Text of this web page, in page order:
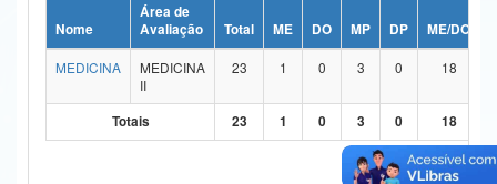
Ministério da Ciência, Tecnologia, Inovações e Comunicações
Ministério do Meio Ambiente
Ministério do Turismo
Nome
Área de
Avaliação
Total ME DO MP DP ME/DO
MEDICINA
MEDICINA
II
23 1 0 3 0 18
Totais 23 1 0 3 0 18